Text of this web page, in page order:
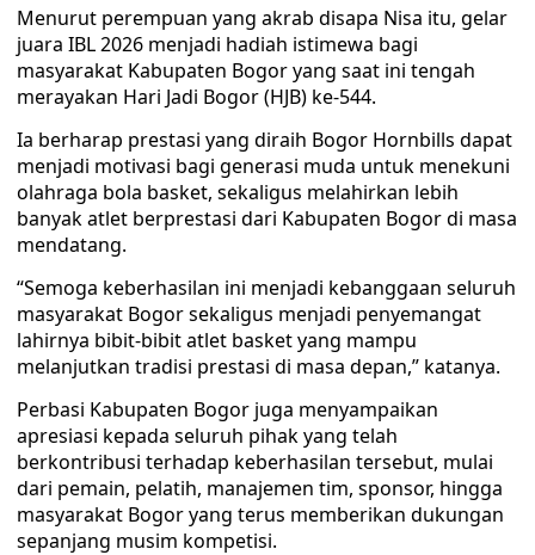
Menurut perempuan yang akrab disapa Nisa itu, gelar
juara IBL 2026 menjadi hadiah istimewa bagi
masyarakat Kabupaten Bogor yang saat ini tengah
merayakan Hari Jadi Bogor (HJB) ke-544.
Ia berharap prestasi yang diraih Bogor Hornbills dapat
menjadi motivasi bagi generasi muda untuk menekuni
olahraga bola basket, sekaligus melahirkan lebih
banyak atlet berprestasi dari Kabupaten Bogor di masa
mendatang.
“Semoga keberhasilan ini menjadi kebanggaan seluruh
masyarakat Bogor sekaligus menjadi penyemangat
lahirnya bibit-bibit atlet basket yang mampu
melanjutkan tradisi prestasi di masa depan,” katanya.
Perbasi Kabupaten Bogor juga menyampaikan
apresiasi kepada seluruh pihak yang telah
berkontribusi terhadap keberhasilan tersebut, mulai
dari pemain, pelatih, manajemen tim, sponsor, hingga
masyarakat Bogor yang terus memberikan dukungan
sepanjang musim kompetisi.